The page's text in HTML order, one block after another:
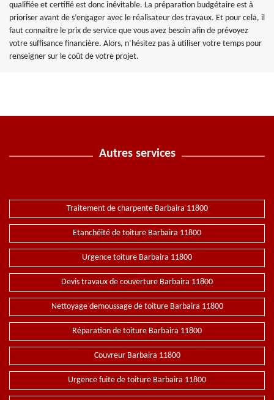
qualifiée et certifié est donc inévitable. La préparation budgétaire est à
prioriser avant de s’engager avec le réalisateur des travaux. Et pour cela, il
faut connaitre le prix de service que vous avez besoin afin de prévoyez
votre suffisance financière. Alors, n’hésitez pas à utiliser votre temps pour
renseigner sur le coût de votre projet.
Autres services
Traitement de charpente Barbaira 11800
Etanchéité de toiture Barbaira 11800
Urgence toiture Barbaira 11800
Devis travaux de couverture Barbaira 11800
Nettoyage demoussage de toiture Barbaira 11800
Réparation de toiture Barbaira 11800
Couvreur Barbaira 11800
Urgence fuite de toiture Barbaira 11800